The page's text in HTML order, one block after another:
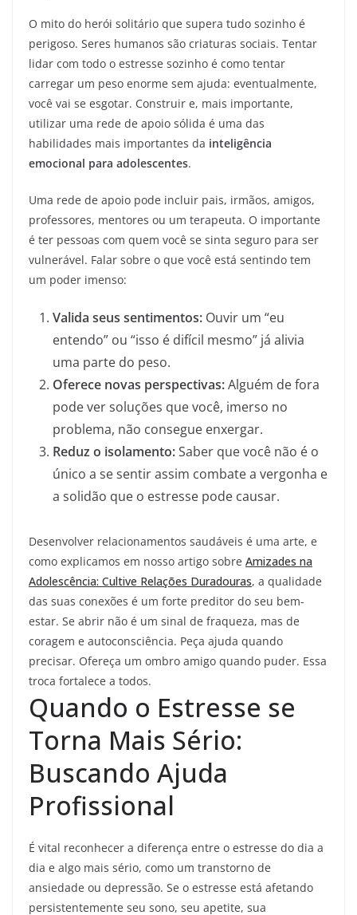
O mito do herói solitário que supera tudo sozinho é
perigoso. Seres humanos são criaturas sociais. Tentar
lidar com todo o estresse sozinho é como tentar
carregar um peso enorme sem ajuda: eventualmente,
você vai se esgotar. Construir e, mais importante,
utilizar uma rede de apoio sólida é uma das
habilidades mais importantes da inteligência
emocional para adolescentes.
Uma rede de apoio pode incluir pais, irmãos, amigos,
professores, mentores ou um terapeuta. O importante
é ter pessoas com quem você se sinta seguro para ser
vulnerável. Falar sobre o que você está sentindo tem
um poder imenso:
Valida seus sentimentos: Ouvir um “eu
entendo” ou “isso é difícil mesmo” já alivia
uma parte do peso.
Oferece novas perspectivas:Alguém de fora
pode ver soluções que você, imerso no
problema, não consegue enxergar.
Reduz o isolamento:Saber que você não é o
único a se sentir assim combate a vergonha e
a solidão que o estresse pode causar.
Desenvolver relacionamentos saudáveis é uma arte, e
como explicamos em nosso artigo sobre Amizades na
Adolescência: Cultive Relações Duradouras, a qualidade
das suas conexões é um forte preditor do seu bem-
estar. Se abrir não é um sinal de fraqueza, mas de
coragem e autoconsciência. Peça ajuda quando
precisar. Ofereça um ombro amigo quando puder. Essa
troca fortalece a todos.
Quando o Estresse se
Torna Mais Sério:
Buscando Ajuda
Profissional
É vital reconhecer a diferença entre o estresse do dia a
dia e algo mais sério, como um transtorno de
ansiedade ou depressão. Se o estresse está afetando
persistentemente seu sono, seu apetite, sua